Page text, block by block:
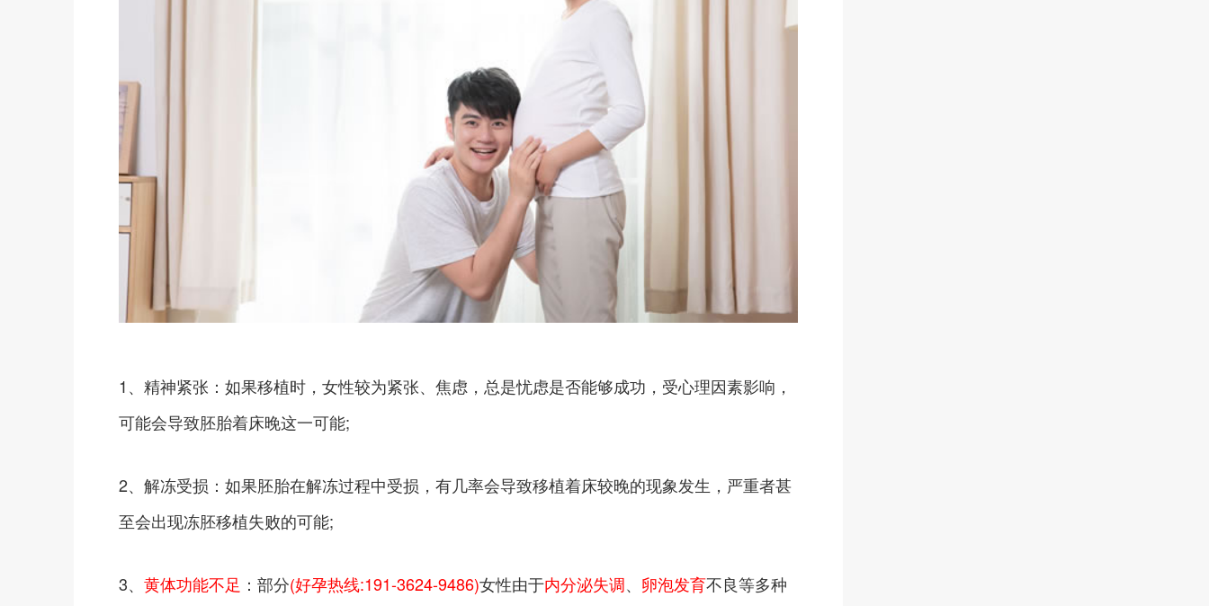
1、精神紧张：如果移植时，女性较为紧张、焦虑，总是忧虑是否能够成功，受心理因素影响，
可能会导致胚胎着床晚这一可能;
2、解冻受损：如果胚胎在解冻过程中受损，有几率会导致移植着床较晚的现象发生，严重者甚
至会出现冻胚移植失败的可能;
3、 黄体功能不足 ：部分(好孕热线:191-3624-9486)女性由于内分泌失调、 卵泡发育不良等多种